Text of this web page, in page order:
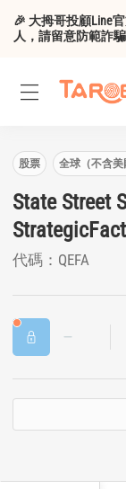
🎉 大拇哥投顧Line
人，請留意防範詐騙
股票 全球（不含美
State Street
代碼：QEFA